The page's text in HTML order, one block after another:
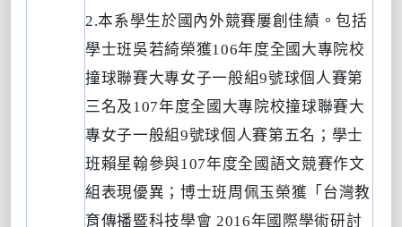
2.本系學生於國內外競賽屢創佳績。包括
學士班吳若綺榮獲106年度全國大專院校
撞球聯賽大專女子一般組9號球個人賽第
三名及107年度全國大專院校撞球聯賽大
專女子一般組9號球個人賽第五名；學士
班賴星翰參與107年度全國語文競賽作文
組表現優異；博士班周佩玉榮獲「台灣教
育傳播暨科技學會 2016年國際學術研討